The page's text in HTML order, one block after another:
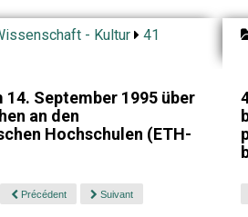
- Kultur
41
September 1995 über
an den
Hochschulen (ETH-
Précédent Suivant